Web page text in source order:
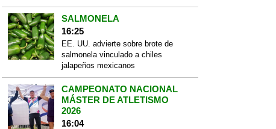
SALMONELA
16:25
EE. UU. advierte sobre brote de
salmonela vinculado a chiles
jalapeños mexicanos
CAMPEONATO NACIONAL
MÁSTER DE ATLETISMO
2026
16:04